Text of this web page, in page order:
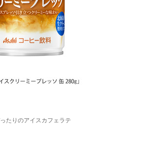
たりのアイスカフェラテ